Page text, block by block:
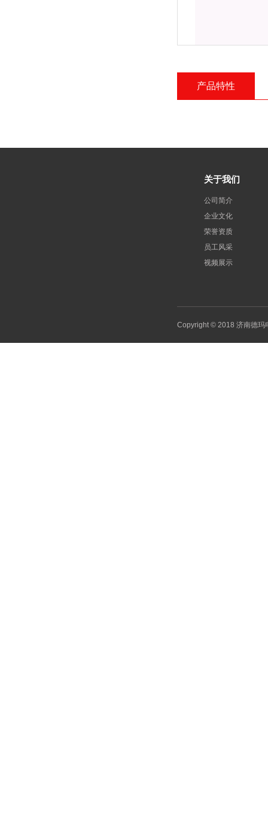
产品特性
关于我们
公司简介
企业文化
荣誉资质
员工风采
视频展示
Copyright © 2018 济南德